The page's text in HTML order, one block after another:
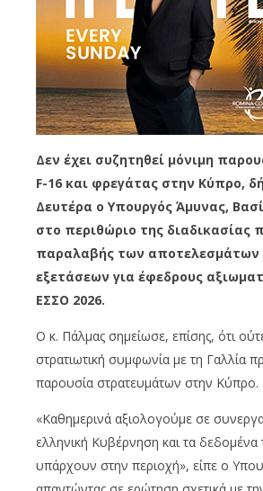
Δεν έχει συζητηθεί μόνιμη
F-16 και φρεγάτας στην Κύπρο,
Δευτέρα ο Υπουργός Άμυνας,
στο περιθώριο της διαδικασίας
παραλαβής των αποτελεσμάτων
εξετάσεων για έφεδρους
ΕΣΣΟ 2026.
Ο κ. Πάλμας σημείωσε, επίσης, ότι
στρατιωτική συμφωνία με τη Γαλλία
παρουσία στρατευμάτων στην Κύπρο.
«Καθημερινά αξιολογούμε σε
ελληνική Κυβέρνηση και τα δεδομένα
υπάρχουν στην περιοχή», είπε ο